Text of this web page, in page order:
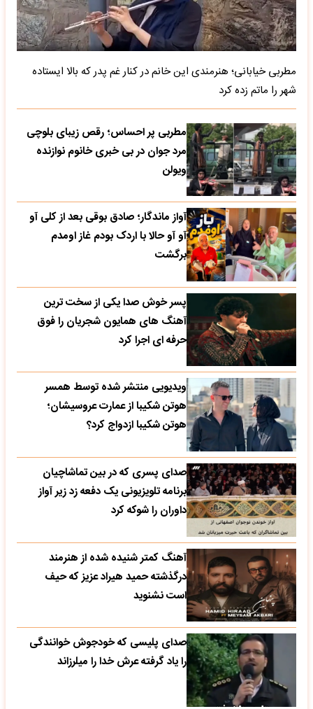
مطربی خیابانی؛ هنرمندی این خانم در کنار غم پدر که بالا ایستاده
شهر را ماتم زده کرد
مطربی پر احساس؛ رقص زیبای بلوچی
مرد جوان در بی خبری خانوم نوازنده
ویولن
آواز ماندگار؛ صادق بوقی بعد از کلی آو
آو آو حالا با اردک بودم غاز اومدم
برگشت
پسر خوش صدا یکی از سخت ترین
آهنگ های همایون شجریان را فوق
حرفه ای اجرا کرد
ویدیویی منتشر شده توسط همسر
هوتن شکیبا از عمارت عروسیشان؛
هوتن شکیبا ازدواج کرد؟
صدای پسری که در بین تماشاچیان
برنامه تلویزیونی یک دفعه زد زیر آواز
داوران را شوکه کرد
آهنگ کمتر شنیده شده از هنرمند
درگذشته حمید هیراد عزیز که حیف
است نشنوید
صدای پلیسی که خودجوش خوانندگی
را یاد گرفته عرش خدا را میلرزاند